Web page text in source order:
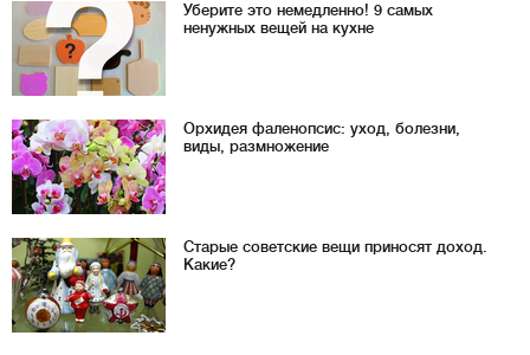
Уберите это немедленно! 9 самых
ненужных вещей на кухне
Орхидея фаленопсис: уход, болезни,
виды, размножение
Старые советские вещи приносят доход.
Какие?